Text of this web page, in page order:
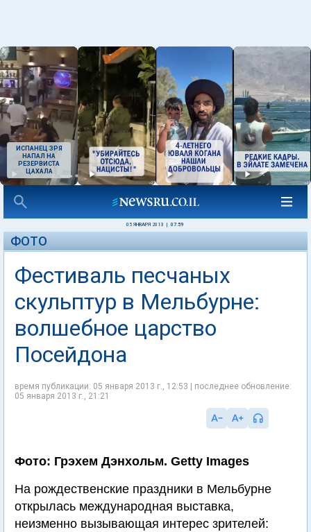
ИСПАНЕЦ ЗРЯ
НАПАЛ НА
РЕЗЕРВИСТА
ЦАХАЛА
05 ЯНВАРЯ 2013 07:59
ФОТО
Фестиваль песчаных
скульптур в Мельбурне:
волшебное царство
Посейдона
время публикации: 05 января 2013 г., 12:53 | последнее обновление:
05 января 2013 г., 21:21
Фото: Грэхем Дэнхольм. Getty Images
На рождественские праздники в Мельбурне
открылась международная выставка,
неизменно вызывающая интерес зрителей: